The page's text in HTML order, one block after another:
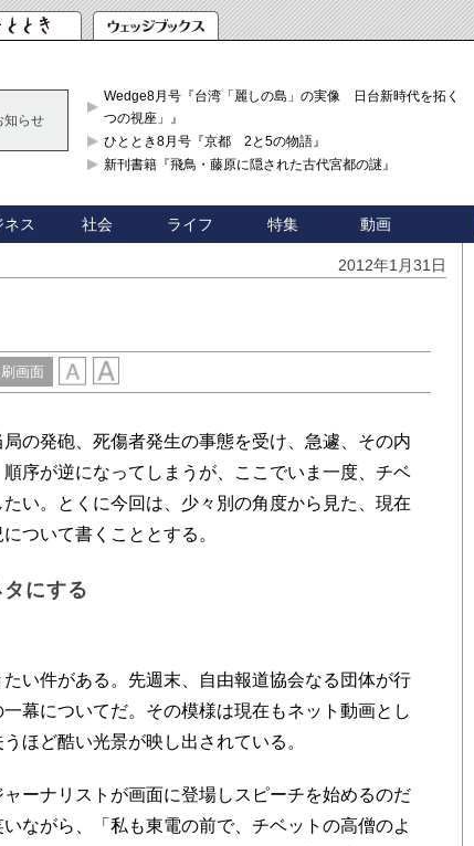
知らせ
Wedge8月号『台湾「麗しの島」の実像 日台新時代を拓く「3
つの視座」』
ひととき8月号『京都 2と5の物語』
新刊書籍『飛鳥・藤原に隠された古代宮都の謎』
ネス 社会 ライフ 特集 動画
2012年1月31日
画面
の発砲、死傷者発生の事態を受け、急遽、その内
序が逆になってしまうが、ここでいま一度、チベ
い。とくに今回は、少々別の角度から見た、現在
ついて書くこととする。
にする
い件がある。先週末、自由報道協会なる団体が行
幕についてだ。その模様は現在もネット動画とし
ほど酷い光景が映し出されている。
ーナリストが画面に登場しスピーチを始めるのだ
ながら、「私も東電の前で、チベットの高僧のよ